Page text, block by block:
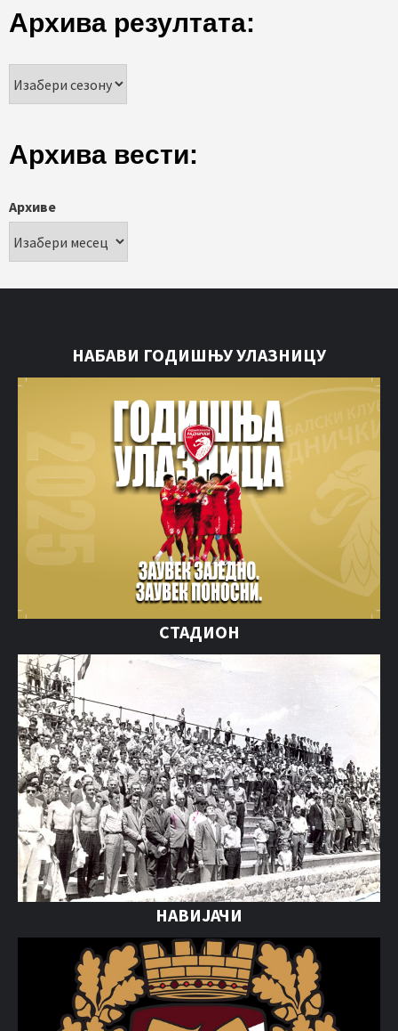
Архива резултата:
Архива вести:
Архиве
НАБАВИ ГОДИШЊУ УЛАЗНИЦУ
СТАДИОН
НАВИЈАЧИ